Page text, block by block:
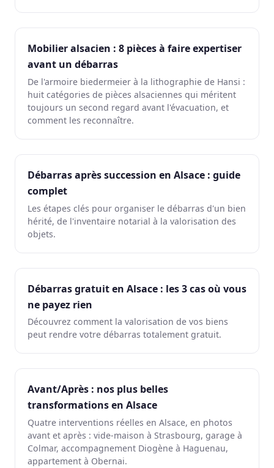
Mobilier alsacien : 8 pièces à faire expertiser
avant un débarras
De l'armoire biedermeier à la lithographie de Hansi :
huit catégories de pièces alsaciennes qui méritent
toujours un second regard avant l'évacuation, et
comment les reconnaître.
Débarras après succession en Alsace : guide
complet
Les étapes clés pour organiser le débarras d'un bien
hérité, de l'inventaire notarial à la valorisation des
objets.
Débarras gratuit en Alsace : les 3 cas où vous
ne payez rien
Découvrez comment la valorisation de vos biens
peut rendre votre débarras totalement gratuit.
Avant/Après : nos plus belles
transformations en Alsace
Quatre interventions réelles en Alsace, en photos
avant et après : vide-maison à Strasbourg, garage à
Colmar, accompagnement Diogène à Haguenau,
appartement à Obernai.